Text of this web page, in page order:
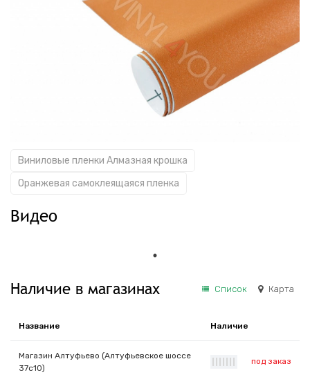
Виниловые пленки Алмазная крошка
Оранжевая самоклеящаяся пленка
Видео
Наличие в магазинах Список Карта
Название Наличие
Магазин Алтуфьево (Алтуфьевское шоссе
37с10)
под заказ